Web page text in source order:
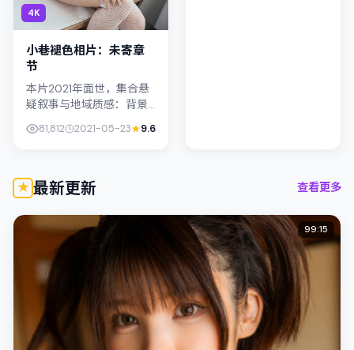
4K
小巷褪色相片：未寄章
节
本片2021年面世，集合悬
疑叙事与地域质感：背景
理相呼应。导演是枝裕和
择牵动观...
81,812 2021-05-23 9.6
最新更新 查看更多
99:15